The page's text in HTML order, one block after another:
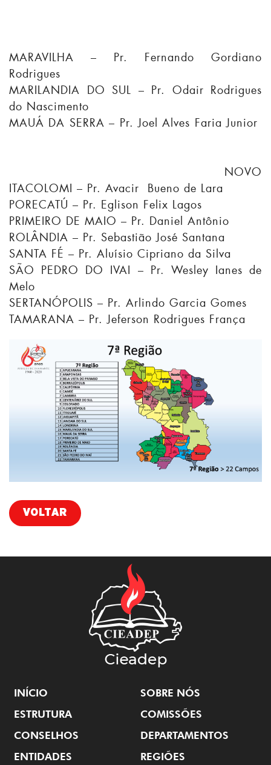
MARAVILHA – Pr. Fernando Gordiano
Rodrigues
MARILANDIA DO SUL – Pr. Odair Rodrigues
do Nascimento
MAUÁ DA SERRA – Pr. Joel Alves Faria Junior
NOVO
ITACOLOMI – Pr. Avacir Bueno de Lara
PORECATÚ – Pr. Eglison Felix Lagos
PRIMEIRO DE MAIO – Pr. Daniel Antônio
ROLÂNDIA – Pr. Sebastião José Santana
SANTA FÉ – Pr. Aluísio Cipriano da Silva
SÃO PEDRO DO IVAI – Pr. Wesley Ianes de
Melo
SERTANÓPOLIS – Pr. Arlindo Garcia Gomes
TAMARANA – Pr. Jeferson Rodrigues França
VOLTAR
INÍCIO
SOBRE NÓS
ESTRUTURA
COMISSÕES
CONSELHOS
DEPARTAMENTOS
ENTIDADES
REGIÕES